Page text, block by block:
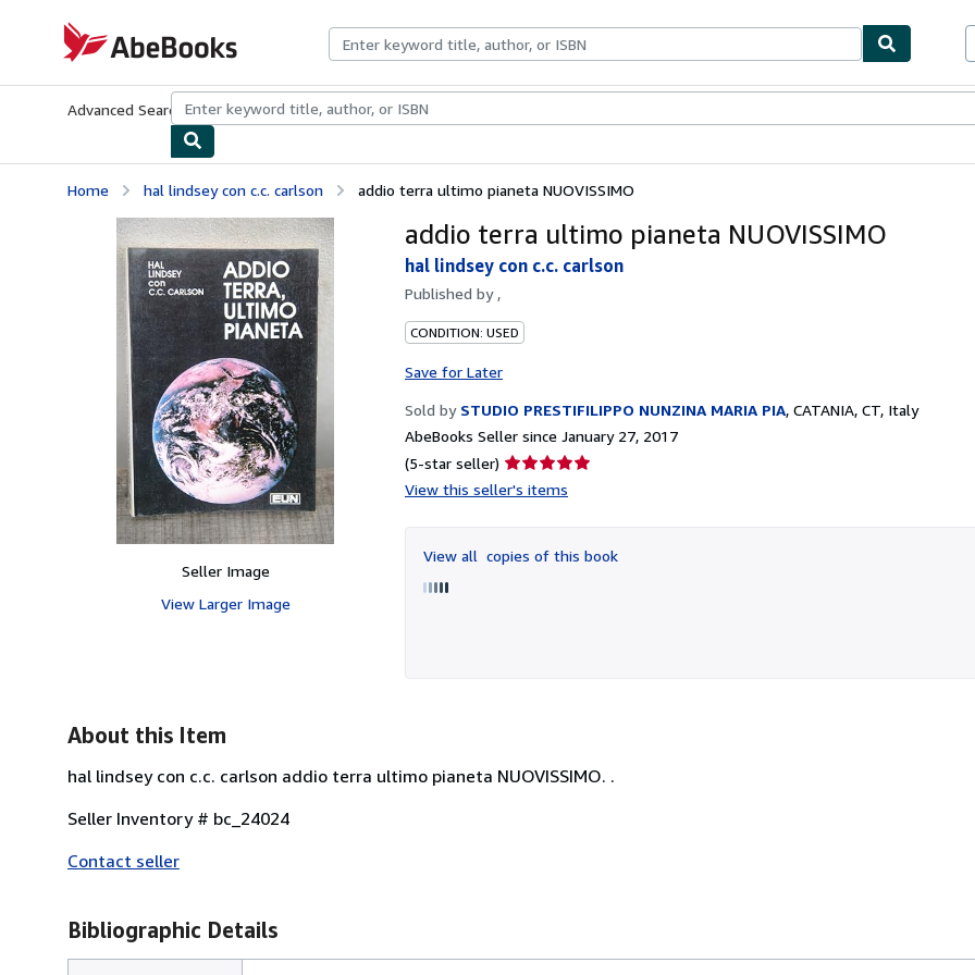
AbeBooks.com
Advanced Search Browse CollectionsRare BooksArt & Collectibles
Home hal lindsey con c.c. carlson addio terra ultimo pianeta NUOVISSIMO
Seller Image
View Larger Image
addio terra ultimo pianeta NUOVISSIMO
hal lindsey con c.c. carlson
Published by ,
CONDITION: USED
Save for Later
Sold by STUDIO PRESTIFILIPPO NUNZINA MARIA PIA, CATANIA, CT, Italy
AbeBooks Seller since January 27, 2017
(5-star seller) Seller
rating
of
5
View this seller's items
View all copies of this book
About this Item
hal lindsey con c.c. carlson addio terra ultimo pianeta NUOVISSIMO. .
Seller Inventory # bc_24024
Contact seller
Bibliographic Details